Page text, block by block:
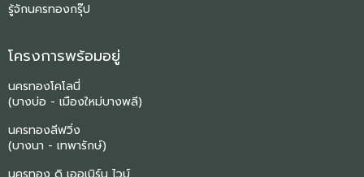
รู้จักนครทองกรุ๊ป
โครงการพร้อมอยู่
นครทองโคโลนี่
(บางบ่อ - เมืองใหม่บางพลี)
นครทองลีฟวิ่ง
(บางนา - เทพารักษ์)